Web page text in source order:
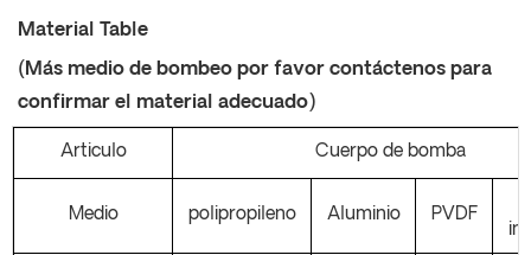
Material Table
(Más medio de bombeo por favor contáctenos para
confirmar el material adecuado)
Articulo Cuerpo de bomba
Medio polipropileno Aluminio PVDF